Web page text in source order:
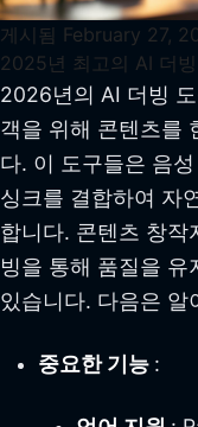
게시됨 February 27,
2025년 최고의 AI 더
2026년의 AI 더빙
객을 위해 콘텐츠를
다. 이 도구들은 음
싱크를 결합하여 자
합니다. 콘텐츠 창작
빙을 통해 품질을
있습니다. 다음은 알
중요한 기능 :